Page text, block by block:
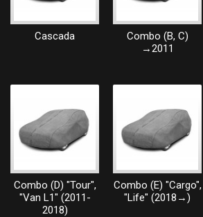
Cascada
Combo (B, C)
→2011
Combo (D) "Tour",
"Van L1" (2011-
2018)
Combo (E) "Cargo",
"Life" (2018→)